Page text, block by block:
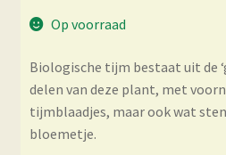
€ 23,05
Op voorraad
Biologische tijm bestaat uit de
delen van deze plant, met
tijmblaadjes, maar ook wat
bloemetje.